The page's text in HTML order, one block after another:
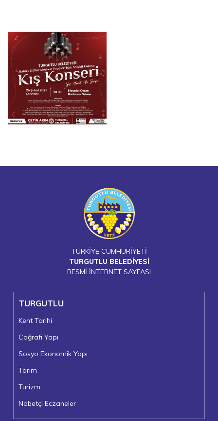
TÜRKİYE CUMHURİYETİ
TURGUTLU BELEDİYESİ
RESMİ İNTERNET SAYFASI
TURGUTLU
Kent Tarihi
Coğrafi Yapı
Sosyo Ekonomik Yapı
Tarım
Turizm
Nöbetçi Eczaneler